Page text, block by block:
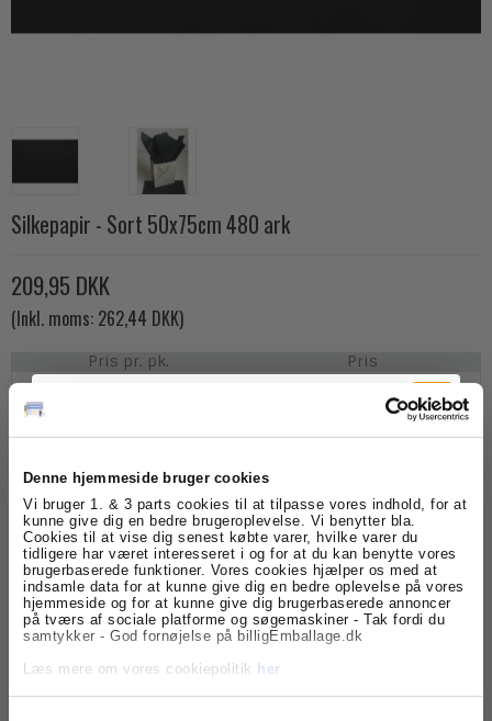
Denne hjemmeside bruger cookies
Vi bruger 1. & 3 parts cookies til at tilpasse vores indhold, for at
kunne give dig en bedre brugeroplevelse. Vi benytter bla.
Cookies til at vise dig senest købte varer, hvilke varer du
tidligere har været interesseret i og for at du kan benytte vores
brugerbaserede funktioner. Vores cookies hjælper os med at
indsamle data for at kunne give dig en bedre oplevelse på vores
hjemmeside og for at kunne give dig brugerbaserede annoncer
på tværs af sociale platforme og søgemaskiner - Tak fordi du
samtykker - God fornøjelse på billigEmballage.dk
Læs mere om vores cookiepolitik
her
Silkepapir - Sort 50x75cm 480 ark
209,95 DKK
(Inkl. moms: 262,44 DKK)
Pris pr. pk.
Pris
(Inkl. moms: 262,44 DKK)
(Inkl. moms: 249,94 DKK)
(Inkl. moms: 224,94 DKK)
Model/Varenr.: SLP007
Lagerstatus:
Varen er på lager.
pk.
Tilmeld dig
nyhedsbrevet
Få skarpe tilbud, nyheder og eksklusive
kundefordele, direkte i din indbakke.